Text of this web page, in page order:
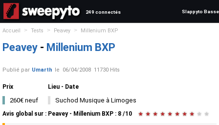
249 connectés Slappyto Basse
Accueil > Tests > Peavey > Millenium BXP
Peavey - Millenium BXP
Publié par Umarth le 06/04/2008 11730 Hits
Prix
260€ neuf
Lieu - Date
Suchod Musique à Limoges
Avis global sur : Peavey - Millenium BXP : 8 /10 ★ ★ ★ ★ ★ ★ ★ ★ ★ ★